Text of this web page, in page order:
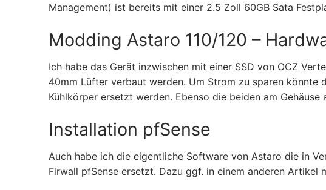
Management) ist bereits mit einer 2.5 Zoll 60GB Sata
Modding Astaro 110/120 –
Ich habe das Gerät inzwischen mit einer SSD von OCZ
40mm Lüfter verbaut werden. Um Strom zu sparen könnte
Kühlkörper ersetzt werden. Ebenso die beiden am Gehäuse
Installation pfSense
Auch habe ich die eigentliche Software von Astaro die in
Firwall pfSense ersetzt. Dazu ggf. in einem anderen Artikel